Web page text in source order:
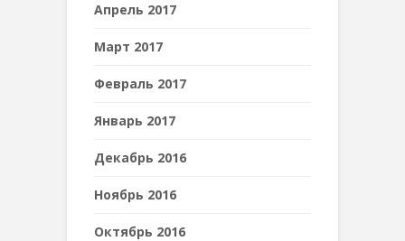
Апрель 2017
Март 2017
Февраль 2017
Январь 2017
Декабрь 2016
Ноябрь 2016
Октябрь 2016